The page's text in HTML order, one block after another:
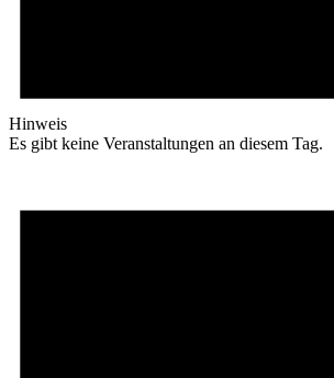
Hinweis
Es gibt keine Veranstaltungen an diesem Tag.